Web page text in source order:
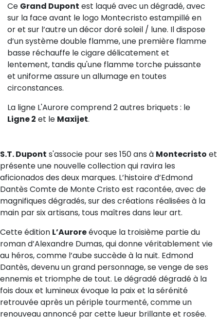
Ce Grand Dupont est laqué avec un dégradé, avec
sur la face avant le logo Montecristo estampillé en
or et sur l’autre un décor doré soleil / lune. Il dispose
d’un système double flamme, une première flamme
basse réchauffe le cigare délicatement et
lentement, tandis qu'une flamme torche puissante
et uniforme assure un allumage en toutes
circonstances.
La ligne L'Aurore comprend 2 autres briquets : le
Ligne 2 et le Maxijet.
S.T. Dupont s'associe pour ses 150 ans à Montecristo et
présente une nouvelle collection qui ravira les
aficionados des deux marques. L’histoire d’Edmond
Dantès Comte de Monte Cristo est racontée, avec de
magnifiques dégradés, sur des créations réalisées à la
main par six artisans, tous maîtres dans leur art.
Cette édition L’Auroreévoque la troisième partie du
roman d’Alexandre Dumas, qui donne véritablement vie
au héros, comme l’aube succède à la nuit. Edmond
Dantès, devenu un grand personnage, se venge de ses
ennemis et triomphe de tout. Le dégradé dégradé à la
fois doux et lumineux évoque la paix et la sérénité
retrouvée après un périple tourmenté, comme un
renouveau annoncé par cette lueur brillante et rosée.